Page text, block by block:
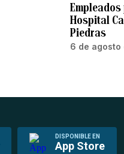
Hospital
Piedras
6 de agosto
DISPONIBLE EN
App Store